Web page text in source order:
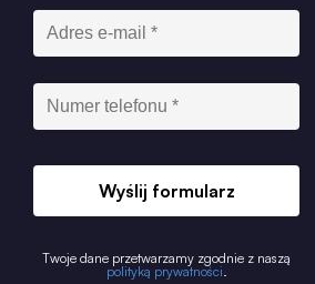
Wyślij formularz
Twoje dane przetwarzamy zgodnie z naszą
polityką prywatności